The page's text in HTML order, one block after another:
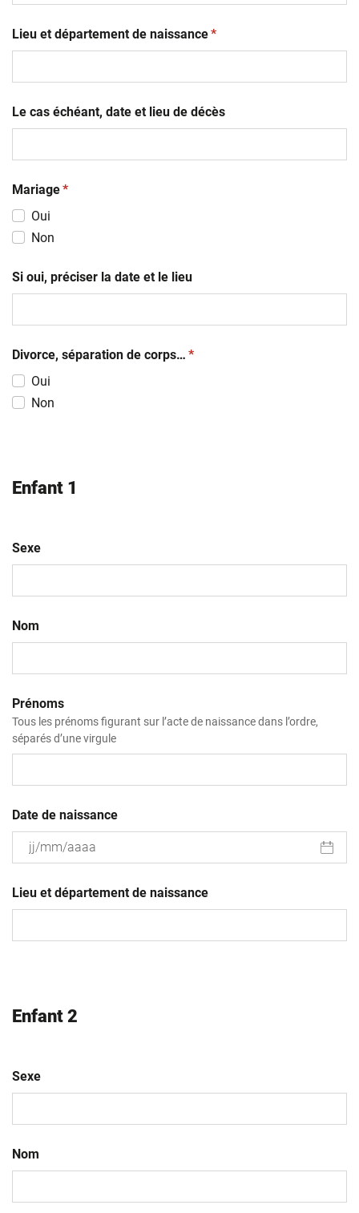
slash
MM
Lieu et département de naissance(obligatoire)
*
Le cas échéant, date et lieu de décès
Mariage(obligatoire)
*
Oui
Non
Si oui, préciser la date et le lieu
Divorce, séparation de corps… (obligatoire)
*
Oui
Non
Enfant 1
Sexe
Nom
Prénoms
Tous les prénoms figurant sur l’acte de naissance dans l’ordre,
séparés d’une virgule
Date de naissance
slash
MM
Lieu et département de naissance
Enfant 2
Sexe
Nom